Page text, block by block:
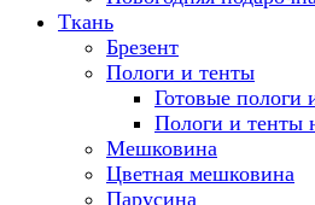
Ткань
Брезент
Пологи и тенты
Готовые пологи
Пологи и тенты
Мешковина
Цветная мешковина
Парусина